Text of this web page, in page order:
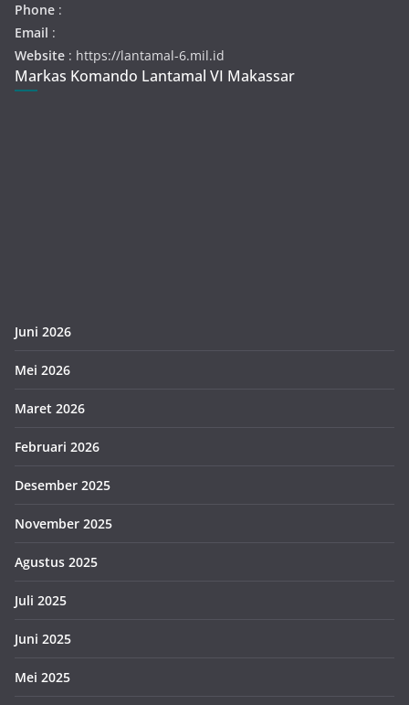
Phone :
Email :
Website : https://lantamal-6.mil.id
Markas Komando Lantamal VI Makassar
Juni 2026
Mei 2026
Maret 2026
Februari 2026
Desember 2025
November 2025
Agustus 2025
Juli 2025
Juni 2025
Mei 2025